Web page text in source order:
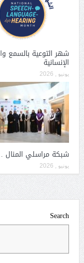
شهر التوعية بالسمع
الإنسانية
يونيو , 2026
شبكة مراسلي
يونيو , 2026
Search